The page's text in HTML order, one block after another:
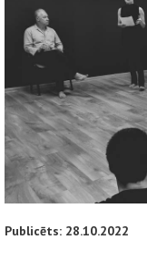
Publicēts: 28.10.2022